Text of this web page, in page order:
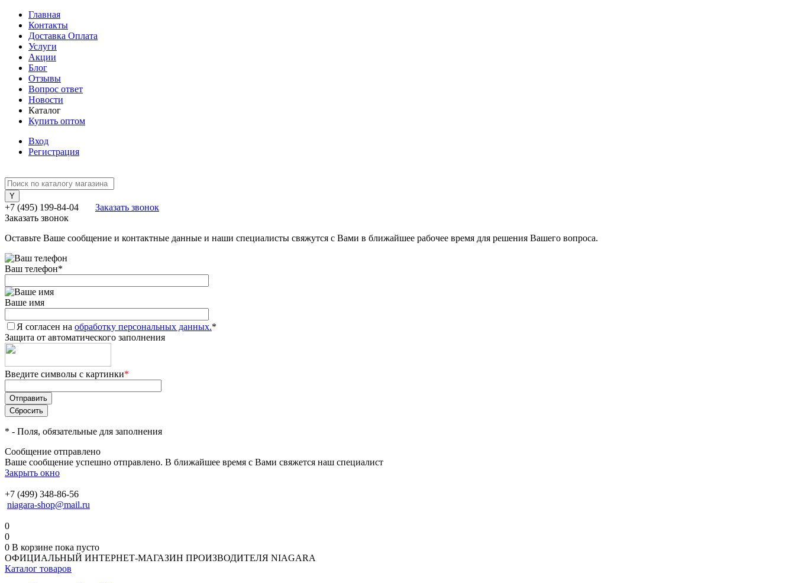
Главная
Контакты
Доставка Оплата
Услуги
Акции
Блог
Отзывы
Вопрос ответ
Новости
Каталог
Купить оптом
Вход
Регистрация
+7 (495) 199-84-04
Заказать звонок
Заказать звонок
Оставьте Ваше сообщение и контактные данные и наши специалисты свяжутся с Вами в ближайшее рабочее время для решения Вашего вопроса.
Ваш телефон*
Ваше имя
Я согласен на обработку персональных данных.*
Защита от автоматического заполнения
Введите символы с картинки*
* - Поля, обязательные для заполнения
Сообщение отправлено
Ваше сообщение успешно отправлено. В ближайшее время с Вами свяжется наш специалист
Закрыть окно
+7 (499) 348-86-56
niagara-shop@mail.ru
0
0
0 В корзине пока пусто
ОФИЦИАЛЬНЫЙ ИНТЕРНЕТ-МАГАЗИН ПРОИЗВОДИТЕЛЯ NIAGARA
Каталог товаров